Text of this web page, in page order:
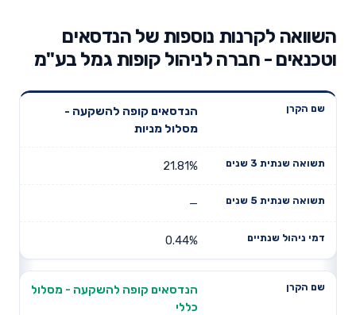
השוואה לקרנות נוספות של הנדסאים
וטכנאים - חברה לניהול קופות גמל בע"מ
שנתית 3
תשואה
הנדסאים קופה להשקעה -
מסלול מניות
21.81%
—
0.44%
הנדסאים קופה להשקעה - מסלול
כללי